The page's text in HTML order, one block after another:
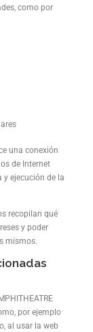
como por
una conexión
de Internet
y ejecución de la
recopilan qué
y poder
mismos.
por ejemplo
al usar la web